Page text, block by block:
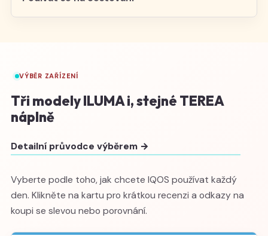
VÝBĚR ZAŘÍZENÍ
Tři modely ILUMA i, stejné TEREA
náplně
Detailní průvodce výběrem →
Vyberte podle toho, jak chcete IQOS používat každý
den. Klikněte na kartu pro krátkou recenzi a odkazy na
koupi se slevou nebo porovnání.